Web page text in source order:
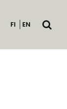
FI EN
Avaa